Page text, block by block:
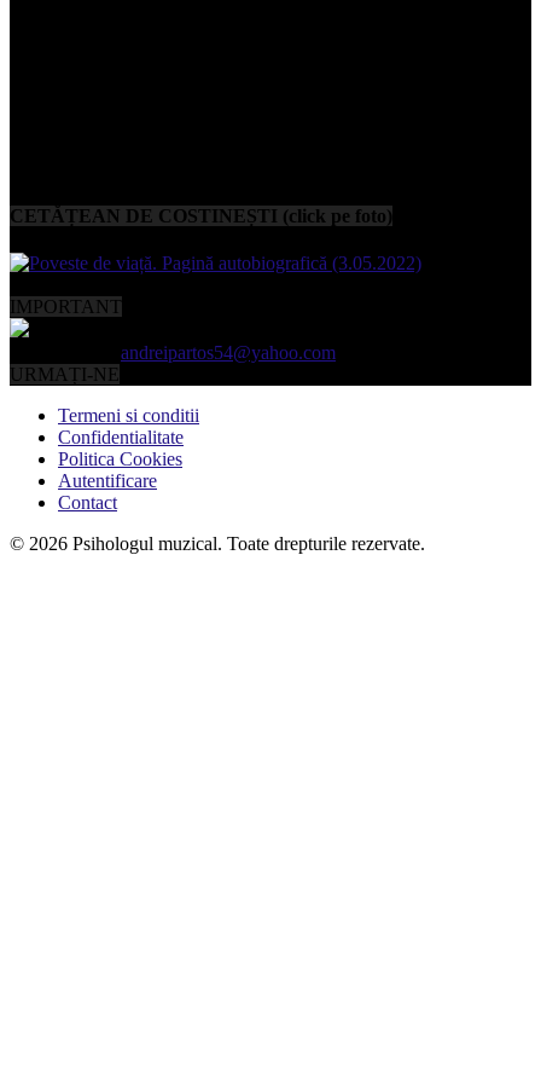
CETĂȚEAN DE COSTINEȘTI (click pe foto)
IMPORTANT
andreipartos54@yahoo.com
URMAȚI-NE
Termeni si conditii
Confidentialitate
Politica Cookies
Autentificare
Contact
© 2026 Psihologul muzical. Toate drepturile rezervate.